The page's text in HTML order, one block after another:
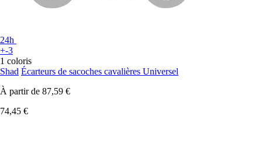
24h
+-3
1 coloris
Shad Écarteurs de sacoches cavalières Universel
À partir de 87,59 €
74,45 €